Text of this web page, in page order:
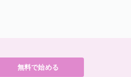
無料で始める